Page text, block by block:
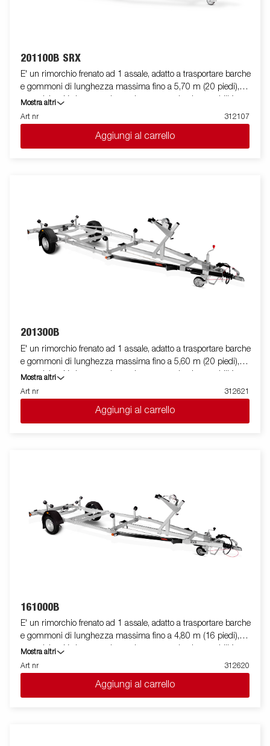
201100B SRX
E' un rimorchio frenato ad 1 assale, adatto a trasportare barche
e gommoni di lunghezza massima fino a 5,70 m (20 piedi),
con telaio a V che garantisce robustezza ed ottima stabilità
durante il traino. La sua dotazione standard prevede due slitte
posteriori ribaltabili e rulli laterali ad alta resistenza di qualità
superiore. Il telaio del rimorchio è totalmente zincato a caldo,
per garantire una durevole resistenza alla corrosione. Il
posizionamento ed l'alloggiamento dell'imbarcazione. La barra
luci posteriore è facilmente amovibile, in modo da facilitare il
varo e l'alaggio dell'imbarcazione trasportata. Le immagini sono
solo a scopo illustrativo e possono mostrare accessori opzionali.
Mostra altri
Art nr
312107
Aggiungi al carrello
201300B
E' un rimorchio frenato ad 1 assale, adatto a trasportare barche
e gommoni di lunghezza massima fino a 5,60 m (20 piedi),
con telaio a V che garantisce robustezza ed ottima stabilità
durante il traino, anche grazie ad un rinforzo superiore. La sua
dotazione standard prevede una slitta posteriore ribaltabile e
rulli laterali ad alta resistenza. Il telaio del rimorchio è totalmente
zincato a caldo, per garantire una durevole resistenza alla
luci posteriore è facilmente amovibile, in modo da facilitare il
varo e l'alaggio dell'imbarcazione trasportata. Le immagini sono
solo a scopo illustrativo e possono mostrare accessori opzionali.
Mostra altri
Art nr
312621
Aggiungi al carrello
161000B
E' un rimorchio frenato ad 1 assale, adatto a trasportare barche
e gommoni di lunghezza massima fino a 4,80 m (16 piedi),
con telaio a V che garantisce robustezza ed ottima stabilità
durante il traino. La sua dotazione standard prevede una slitta
posteriore ribaltabile e rulli laterali ad alta resistenza. Il telaio del
rimorchio è totalmente zincato a caldo, per garantire una
durevole resistenza alla corrosione. Il cablaggio elettrico è
Mostra altri
Art nr
312620
Aggiungi al carrello